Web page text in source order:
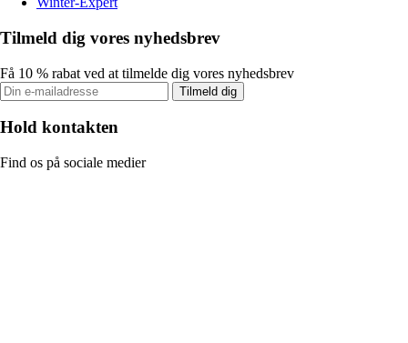
Tilmeld dig vores nyhedsbrev
Få 10 % rabat ved at tilmelde dig vores nyhedsbrev
Tilmeld dig
Hold kontakten
Find os på sociale medier